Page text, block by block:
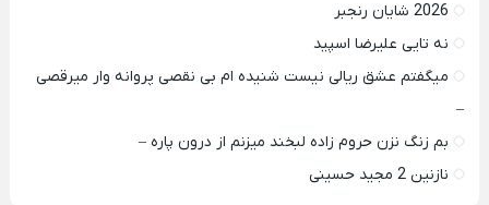
2026 شایان رنجبر
نه تایی علیرضا اسپید
میگفتم عشق ریالی نیست شنیده ام بی نقصی پروانه وار میرقصی
–
بم زنگ نزن حروم زاده لبخند میزنم از درون پاره –
نازنین 2 مجید حسینی